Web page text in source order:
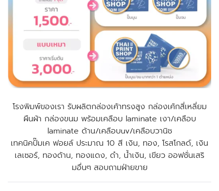
โรงพิมพ์ของเรา รับผลิตกล่องเค้าทรงสูง กล่องเค้กสี่เหลี่ยม
ผืนผ้า กล่องขนม พร้อมเคลือบ laminate เงา/เคลือบ
laminate ด้าน/เคลือบuv/เคลือบวานิช
เทคนิคปั๊มเค ฟอยล์ ประมาณ 10 สี เงิน, ทอง, โรสโกลด์, เงิน
เลเซอร์, ทองด้าน, ทองแดง, ดำ, น้ำเงิน, เขียว ออฟชั่นเสริ
มอื่นๆ สอบถามฝ่ายขาย